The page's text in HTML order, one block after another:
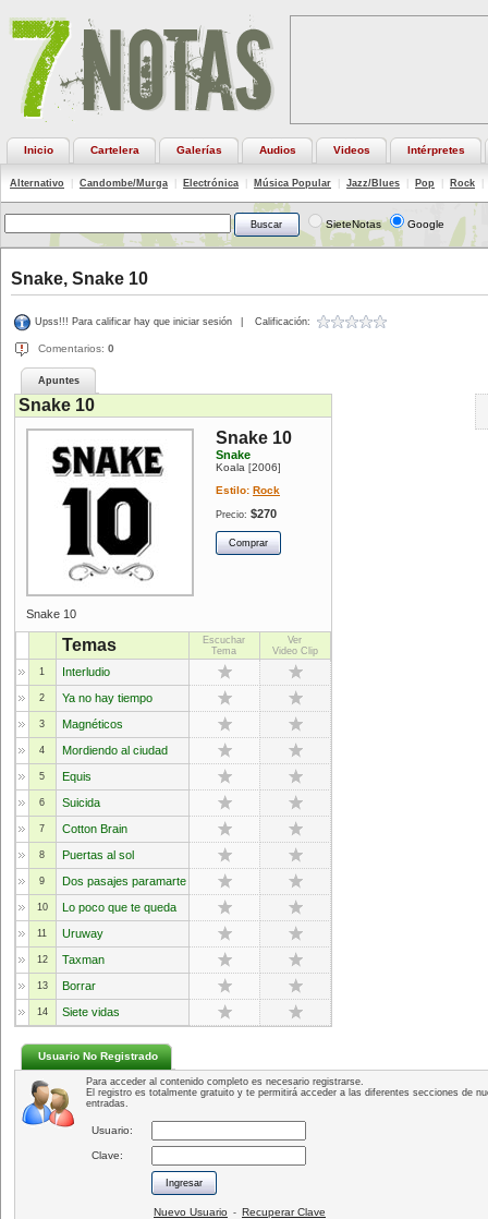
Inicio Cartelera Galerías Audios Videos Intérpretes
Alternativo Candombe/Murga Electrónica Música Popular Jazz/Blues Pop Rock
SieteNotas Google
Snake, Snake 10
Upss!!! Para calificar hay que iniciar sesión Calificación:
Comentarios: 0
Apuntes
Snake 10
Snake 10
Snake
Koala [2006]
Estilo: Rock
Precio: $270
Snake 10
Temas
Escuchar
Tema
Ver
Video Clip
1
Interludio
2 Ya no hay tiempo
3 Magnéticos
4 Mordiendo al ciudad
5 Equis
6 Suicida
7 Cotton Brain
8 Puertas al sol
9 Dos pasajes paramarte
10 Lo poco que te queda
11 Uruway
12 Taxman
13 Borrar
14 Siete vidas
Usuario No Registrado
Para acceder al contenido completo es necesario registrarse.
El registro es totalmente gratuito y te permitirá acceder a las diferentes secciones de
entradas.
Usuario:
Clave:
Nuevo Usuario - Recuperar Clave